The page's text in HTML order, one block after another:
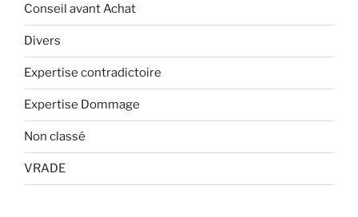
Conseil avant Achat
Divers
Expertise contradictoire
Expertise Dommage
Non classé
VRADE